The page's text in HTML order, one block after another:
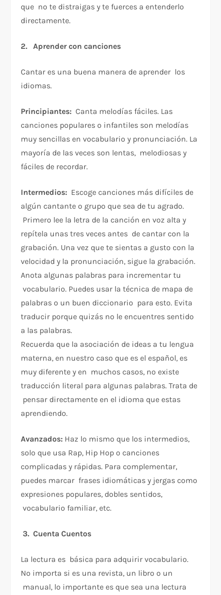
que no te distraigas y te fuerces a entenderlo
directamente.
2. Aprender con canciones
Cantar es una buena manera de aprender los
idiomas.
Principiantes: Canta melodías fáciles. Las
canciones populares o infantiles son melodías
muy sencillas en vocabulario y pronunciación. La
mayoría de las veces son lentas, melodiosas y
fáciles de recordar.
Intermedios: Escoge canciones más difíciles de
algún cantante o grupo que sea de tu agrado.
Primero lee la letra de la canción en voz alta y
repítela unas tres veces antes de cantar con la
grabación. Una vez que te sientas a gusto con la
velocidad y la pronunciación, sigue la grabación.
Anota algunas palabras para incrementar tu
vocabulario. Puedes usar la técnica de mapa de
palabras o un buen diccionario para esto. Evita
traducir porque quizás no le encuentres sentido
a las palabras.
Recuerda que la asociación de ideas a tu lengua
materna, en nuestro caso que es el español, es
muy diferente y en muchos casos, no existe
traducción literal para algunas palabras. Trata de
pensar directamente en el idioma que estas
aprendiendo.
Avanzados: Haz lo mismo que los intermedios,
solo que usa Rap, Hip Hop o canciones
complicadas y rápidas. Para complementar,
puedes marcar frases idiomáticas y jergas como
expresiones populares, dobles sentidos,
vocabulario familiar, etc.
3. Cuenta Cuentos
La lectura es básica para adquirir vocabulario.
No importa si es una revista, un libro o un
manual, lo importante es que sea una lectura